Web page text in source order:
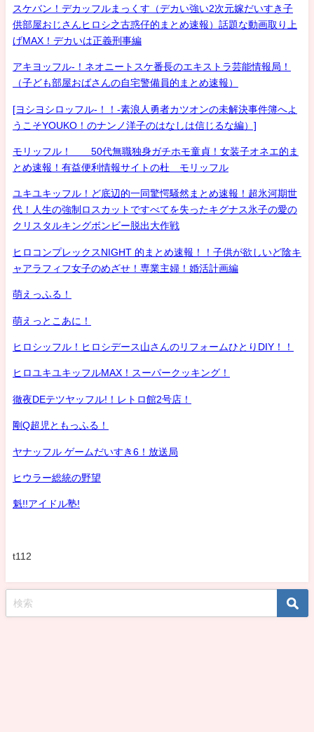
スケバン！デカッフルまっくす（デカい強い2次元嫁だいすき子
供部屋おじさんヒロシ之古惑仔的まとめ速報）話題な動画取り上
げMAX！デカいは正義刑事編
アキヨッフル-！ネオニートスケ番長のエキストラ芸能情報局！
（子ども部屋おばさんの自宅警備員的まとめ速報）
[ヨシヨシロッフル-！！-素浪人勇者カツオンの未解決事件簿へよ
うこそYOUKO！のナンノ洋子のはなしは信じるな編）]
モリッフル！ 50代無職独身ガチホモ童貞！女装子オネエ的ま
とめ速報！有益便利情報サイトの杜 モリッフル
ユキユキッフル！ど底辺的一同驚愕騒然まとめ速報！超氷河期世
代！人生の強制ロスカットですべてを失ったキグナス氷子の愛の
クリスタルキングボンビー脱出大作戦
ヒロコンプレックスNIGHT 的まとめ速報！！子供が欲しいど陰キ
ャアラフィフ女子のめざせ！専業主婦！婚活計画編
萌えっふる！
萌えっとこあに！
ヒロシッフル！ヒロシデース山さんのリフォームひとりDIY！！
ヒロユキユキッフルMAX！スーパークッキング！
徹夜DEテツヤッフル!！レトロ館2号店！
剛Q超児ともっふる！
ヤナッフル ゲームだいすき6！放送局
ヒウラー総統の野望
魁!!アイドル塾!
t112